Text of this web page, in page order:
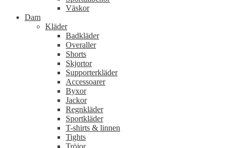
Väskor
Dam
Kläder
Badkläder
Overaller
Shorts
Skjortor
Supporterkläder
Accessoarer
Byxor
Jackor
Regnkläder
Sportkläder
T-shirts & linnen
Tights
Tröjor